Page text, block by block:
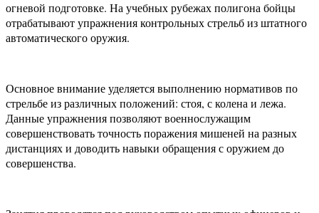
огневой подготовке. На учебных рубежах полигона бойцы
отрабатывают упражнения контрольных стрельб из штатного
автоматического оружия.
Основное внимание уделяется выполнению нормативов по
стрельбе из различных положений: стоя, с колена и лежа.
Данные упражнения позволяют военнослужащим
совершенствовать точность поражения мишеней на разных
дистанциях и доводить навыки обращения с оружием до
совершенства.